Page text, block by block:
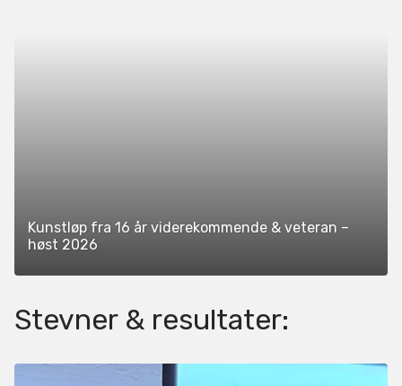
Kunstløp fra 16 år viderekommende & veteran –
høst 2026
Stevner & resultater: